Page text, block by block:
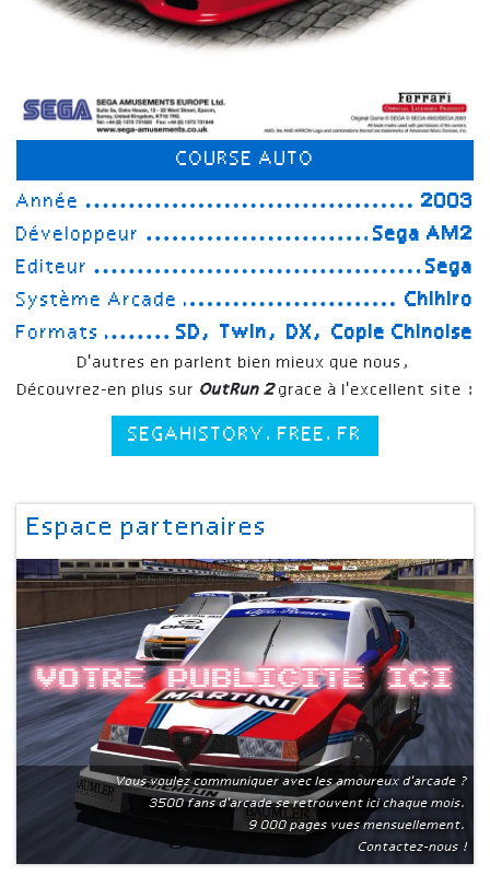
COURSE AUTO
Année
2003
Développeur
Sega AM2
Editeur
Sega
Système Arcade
Chihiro
Formats
SD, Twin, DX, Copie Chinoise
D'autres en parlent bien mieux que nous,
Découvrez-en plus sur OutRun 2grace à l'excellent site :
SEGAHISTORY.FREE.FR
Espace partenaires
Votre publicite ici
Vous voulez communiquer avec les amoureux d'arcade ?
3500 fans d'arcade se retrouvent ici chaque mois.
9 000 pages vues mensuellement.
Contactez-nous !